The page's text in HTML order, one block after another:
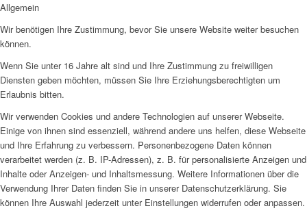
Allgemein
Wir benötigen Ihre Zustimmung, bevor Sie unsere Website weiter besuchen
können.
Wenn Sie unter 16 Jahre alt sind und Ihre Zustimmung zu freiwilligen
Diensten geben möchten, müssen Sie Ihre Erziehungsberechtigten um
Erlaubnis bitten.
Wir verwenden Cookies und andere Technologien auf unserer Webseite.
Einige von ihnen sind essenziell, während andere uns helfen, diese Webseite
und Ihre Erfahrung zu verbessern. Personenbezogene Daten können
verarbeitet werden (z. B. IP-Adressen), z. B. für personalisierte Anzeigen und
Inhalte oder Anzeigen- und Inhaltsmessung. Weitere Informationen über die
Verwendung Ihrer Daten finden Sie in unserer Datenschutzerklärung. Sie
können Ihre Auswahl jederzeit unter Einstellungen widerrufen oder anpassen.